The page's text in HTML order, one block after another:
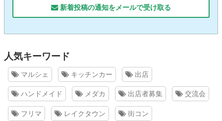
新着投稿の通知をメールで受け取る
人気キーワード
マルシェ キッチンカー 出店
ハンドメイド メダカ 出店者募集 交流会
フリマ レイクタウン 街コン